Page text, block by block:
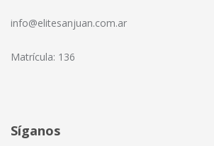
info@elitesanjuan.com.ar
Matrícula: 136
Síganos